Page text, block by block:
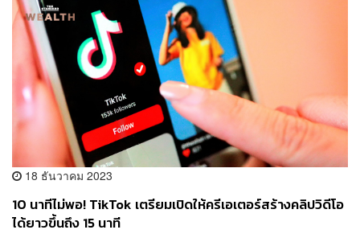
18 ธันวาคม 2023
10 นาทีไม่พอ! TikTok เตรียมเปิดให้ครีเอเตอร์สร้างคลิปวิดีโอ
ได้ยาวขึ้นถึง 15 นาที